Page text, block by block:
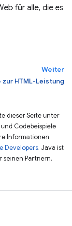
für alle, die es
Weiter
HTML-Leistung
dieser Seite unter
und Codebeispiele
Informationen
Developers. Java ist
Partnern.